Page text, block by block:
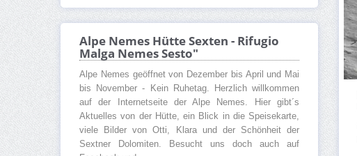
Alpe Nemes Hütte Sexten - Rifugio
Malga Nemes Sesto"
Alpe Nemes geöffnet von Dezember bis April und Mai
bis November - Kein Ruhetag. Herzlich willkommen
auf der Internetseite der Alpe Nemes. Hier gibt´s
Aktuelles von der Hütte, ein Blick in die Speisekarte,
viele Bilder von Otti, Klara und der Schönheit der
Sextner Dolomiten. Besucht uns doch auch auf